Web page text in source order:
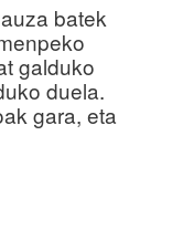
batek
galduko
duela.
gara, eta